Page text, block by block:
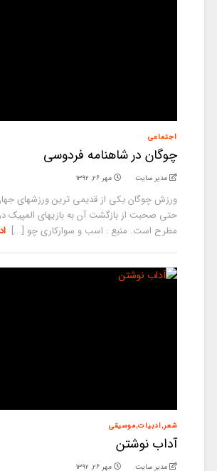
اجتماعی
چوگان در شاهنامه فردوسی
مدیر سایت مهر ۲۶, ۱۳۹۲
ورزش چوگان یکی از قدیمی ترین ورزشهای
حتی صحبت از بازگشت آن به بازیهای المپیک
مطرح است. منبع : اسب و سوارکاری چو [...]
شعر,ادبیات,موسیقی
آداب نوشتن
مدیر سایت مهر ۲۶, ۱۳۹۲